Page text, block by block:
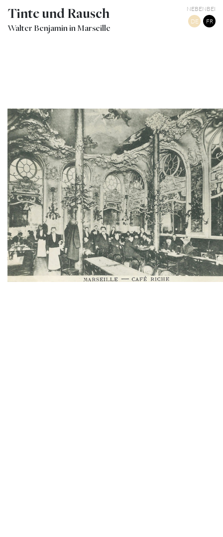
Tinte und Rausch
Walter Benjamin in Marseille
NEBENBEI
DE
FR
MARSEILLE CAFÉ RICHE
TWITTER TUMBLR PINTEREST